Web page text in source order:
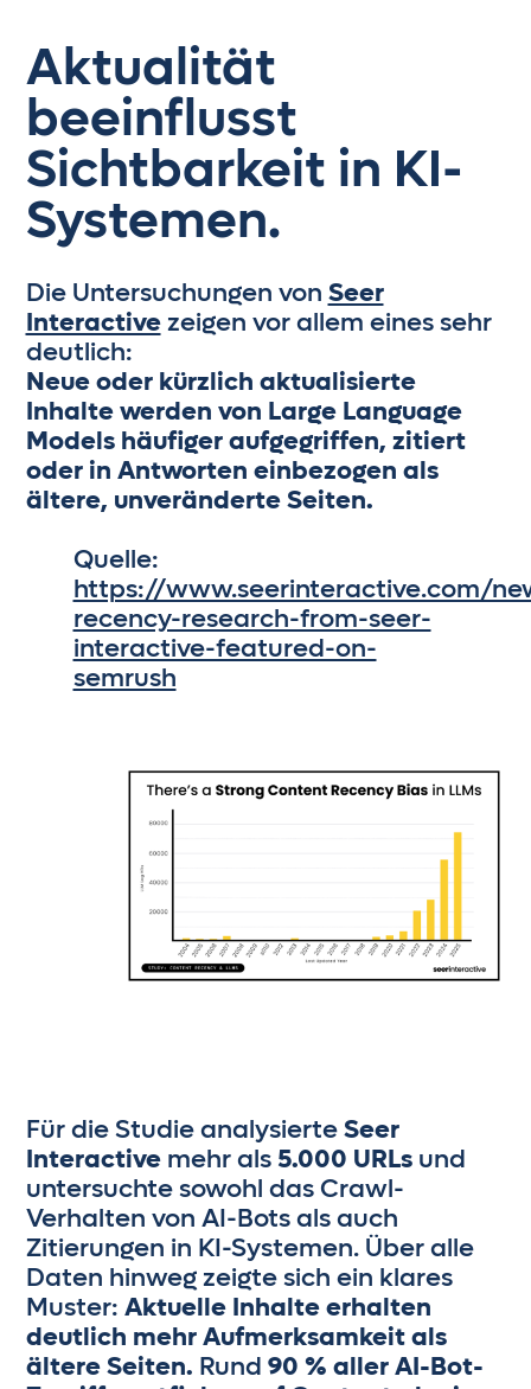
Aktualität
beeinflusst
Sichtbarkeit in KI-
Systemen.
Die Untersuchungen von Seer
Interactivezeigen vor allem eines sehr
deutlich:
Neue oder kürzlich aktualisierte
Inhalte werden von Large Language
Models häufiger aufgegriffen, zitiert
oder in Antworten einbezogen als
ältere, unveränderte Seiten.
Quelle:
https://www.seerinteractive.com/
recency-research-from-seer-
interactive-featured-on-
semrush
Für die Studie analysierteSeer
Interactivemehr als 5.000 URLsund
untersuchte sowohl das Crawl-
Verhalten von AI-Bots als auch
Zitierungen in KI-Systemen. Über alle
Daten hinweg zeigte sich ein klares
Muster: Aktuelle Inhalte erhalten
deutlich mehr Aufmerksamkeit als
ältere Seiten. Rund 90 % aller AI-Bot-